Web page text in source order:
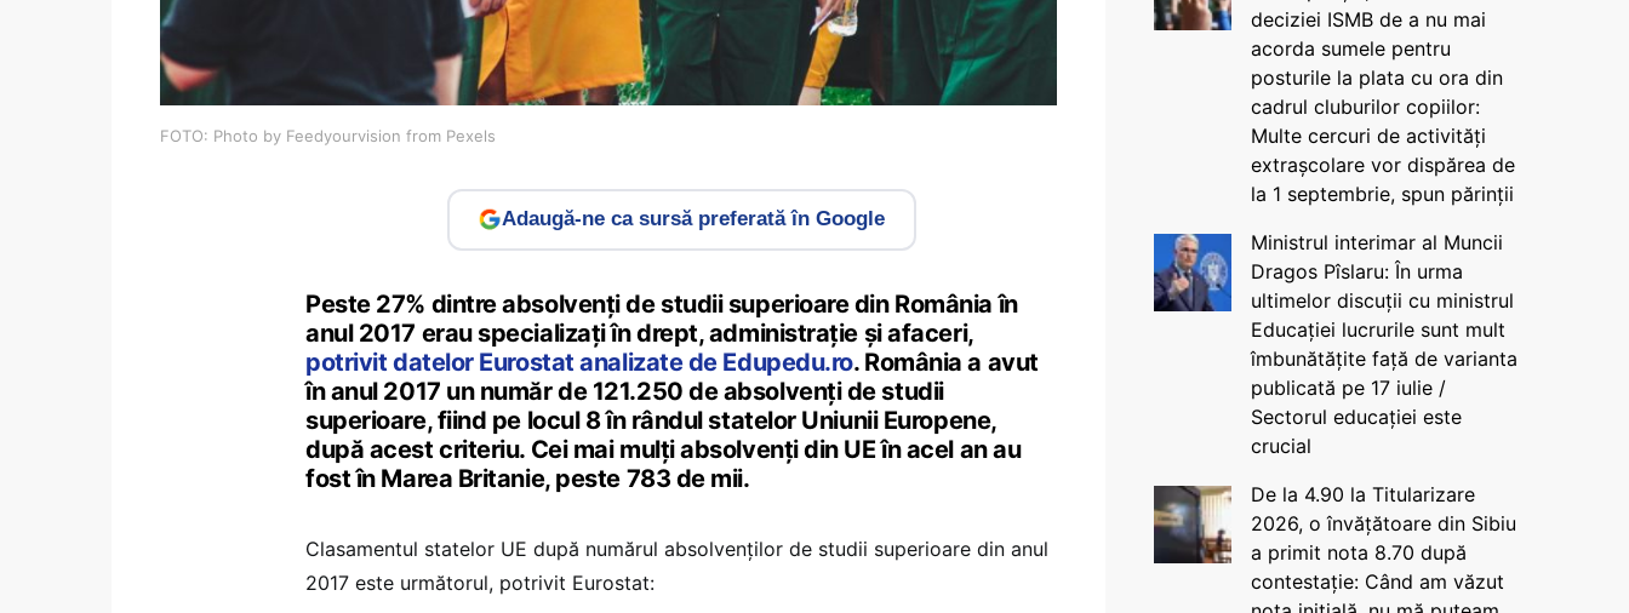
FOTO: Photo by Feedyourvision from Pexels
Adaugă-ne ca sursă preferată în Google
Peste 27% dintre absolvenţi de studii superioare din România în
anul 2017 erau specializaţi în drept, administraţie şi afaceri,
potrivit datelor Eurostat analizate de Edupedu.ro. România a avut
în anul 2017 un număr de 121.250 de absolvenţi de studii
superioare, fiind pe locul 8 în rândul statelor Uniunii Europene,
după acest criteriu. Cei mai mulţi absolvenţi din UE în acel an au
fost în Marea Britanie, peste 783 de mii.
Clasamentul statelor UE după numărul absolvenţilor de studii superioare din anul
2017 este următorul, potrivit Eurostat:
deciziei ISMB de a nu mai
acorda sumele pentru
posturile la plata cu ora din
cadrul cluburilor copiilor:
Multe cercuri de activități
extrașcolare vor dispărea de
la 1 septembrie, spun părinții
Ministrul interimar al Muncii
Dragos Pîslaru: În urma
ultimelor discuții cu ministrul
Educației lucrurile sunt mult
îmbunătățite față de varianta
publicată pe 17 iulie /
Sectorul educației este
crucial
De la 4.90 la Titularizare
2026, o învățătoare din Sibiu
a primit nota 8.70 după
contestație: Când am văzut